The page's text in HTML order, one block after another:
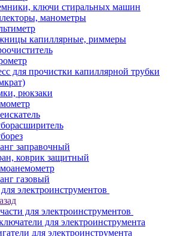
ключи стиральных машин
манометры
капиллярные, риммеры
для прочистки капиллярной трубки
рюкзаки
заправочный
коврик защитный
газовый
электроинструментов
для электроинструментов
для электроинструмента
для электроинструмента